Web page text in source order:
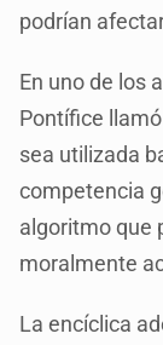
podrían
En uno de los
Pontífice
sea utilizada
competencia
algoritmo que
moralmente
La encíclica